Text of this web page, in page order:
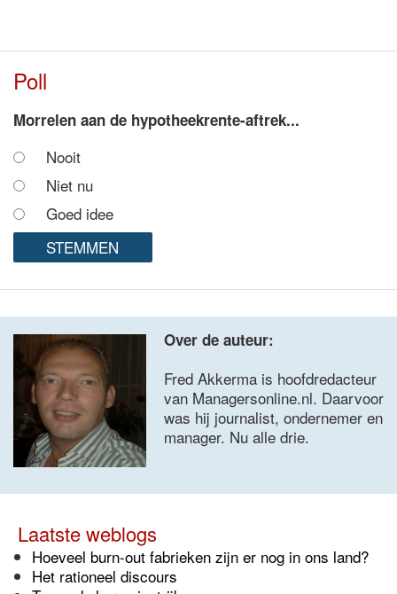
Poll
Morrelen aan de hypotheekrente-aftrek...
Nooit
Niet nu
Goed idee
Over de auteur:
Fred Akkerma is hoofdredacteur
van Managersonline.nl. Daarvoor
was hij journalist, ondernemer en
manager. Nu alle drie.
Laatste weblogs
Hoeveel burn-out fabrieken zijn er nog in ons land?
Het rationeel discours